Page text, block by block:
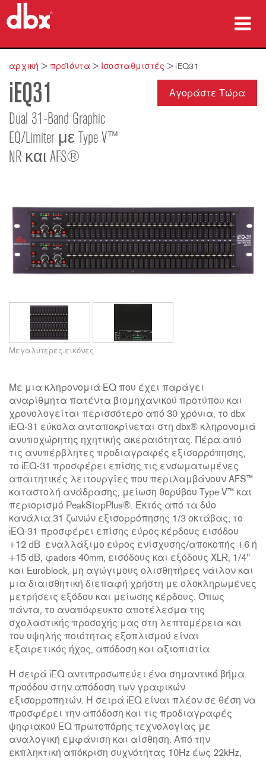
προϊόντα
Μελέτες περίπτωσης
πού να αγοράσετε
εκπαίδευση
Γλώσσα/Περιοχή
αρχική > προϊόντα > Ισοσταθμιστές > iEQ31
iEQ31
Dual 31-Band Graphic
EQ/Limiter με Type V™
NR και AFS®
Αγοράστε Τώρα
Μεγαλύτερες εικόνες
Με μια κληρονομιά EQ που έχει παράγει
αναρίθμητα πατέντα βιομηχανικού προτύπου και
χρονολογείται περισσότερο από 30 χρόνια, το dbx
iEQ-31 εύκολα ανταποκρίνεται στη dbx® κληρονομιά
ανυποχώρητης ηχητικής ακεραιότητας. Πέρα από
τις ανυπέρβλητες προδιαγραφές εξισορρόπησης,
το iEQ-31 προσφέρει επίσης τις ενσωματωμένες
απαιτητικές λειτουργίες που περιλαμβάνουν AFS™
καταστολή ανάδρασης, μείωση θορύβου Type V™ και
περιορισμό PeakStopPlus®. Εκτός από τα δύο
κανάλια 31 ζωνών εξισορρόπησης 1/3 οκτάβας, το
iEQ-31 προσφέρει επίσης εύρος κέρδους εισόδου
+12 dB· εναλλάξιμο εύρος ενίσχυσης/αποκοπής +6 ή
+15 dB, φaders 40mm, εισόδους και εξόδους XLR, 1/4''
και Euroblock, μη αγώγιμους ολισθητήρες νάιλον και
μια διαισθητική διεπαφή χρήστη με ολοκληρωμένες
μετρήσεις εξόδου και μείωσης κέρδους. Όπως
πάντα, το αναπόφευκτο αποτέλεσμα της
σχολαστικής προσοχής μας στη λεπτομέρεια και
του υψηλής ποιότητας εξοπλισμού είναι
εξαιρετικός ήχος, απόδοση και αξιοπιστία.
Η σειρά iEQ αντιπροσωπεύει ένα σημαντικό βήμα
προόδου στην απόδοση των γραφικών
εξισορροπητών. Η σειρά iEQ είναι πλέον σε θέση να
προσφέρει την απόδοση και τις προδιαγραφές
ψηφιακού EQ πρωτοπόρης τεχνολογίας με
αναλογική εμφάνιση και αίσθηση. Από την
εκπληκτική απόκριση συχνότητας 10Hz έως 22kHz,